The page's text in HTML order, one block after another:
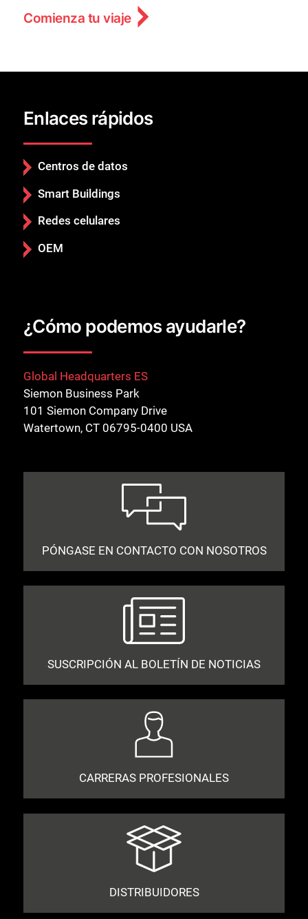
Comienza tu viaje
Enlaces rápidos
Centros de datos
Smart Buildings
Redes celulares
OEM
¿Cómo podemos ayudarle?
Global Headquarters ES
Siemon Business Park
101 Siemon Company Drive
Watertown, CT 06795-0400 USA
PÓNGASE EN CONTACTO CON NOSOTROS
SUSCRIPCIÓN AL BOLETÍN DE NOTICIAS
CARRERAS PROFESIONALES
DISTRIBUIDORES